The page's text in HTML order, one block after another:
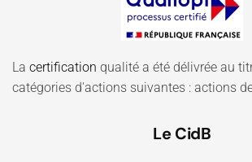
La certification qualité a été délivrée au
catégories d'actions suivantes : actions
Le CidB